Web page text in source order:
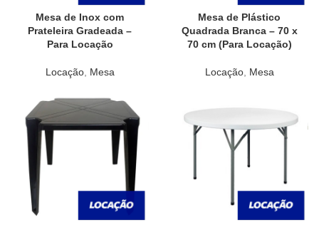
Mesa de Inox com
Prateleira Gradeada –
Para Locação
Locação, Mesa
Mesa de Plástico
Quadrada Branca – 70 x
70 cm (Para Locação)
Locação, Mesa